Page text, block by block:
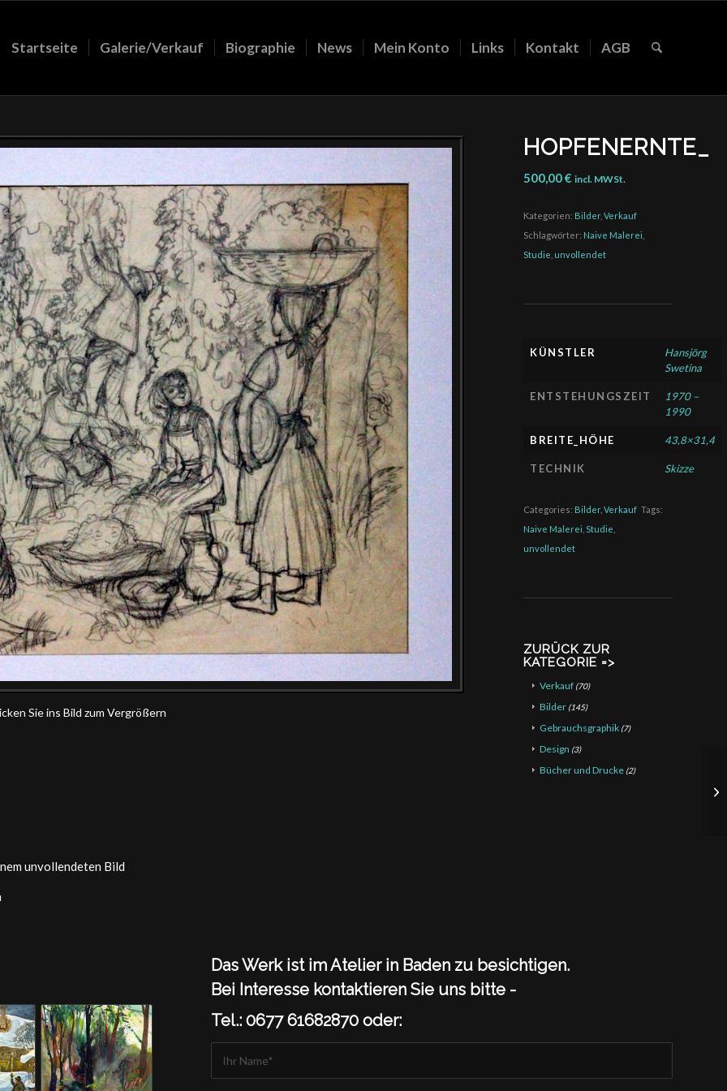
Startseite Galerie/Verkauf Biographie News Mein Konto Links Kontakt AGB
Sie ins Bild zum Vergrößern
HOPFENERNTE_
500,00€ incl. MWSt.
Kategorien: Bilder,Verkauf
Schlagwörter: Naive Malerei
Studie unvollendet
KÜNSTLER
Hansjörg
Swetina
ENTSTEHUNGSZEIT
1970 –
1990
BREITE_HÖHE 43,8×31,4
TECHNIK Skizze
Categories: Bilder,Verkauf Tags:
Naive Malerei Studie
unvollendet
ZURÜCK ZUR
KATEGORIE =>
Verkauf (70)
Bilder (145)
Gebrauchsgraphik (7)
Design (3)
Bücher und Drucke (2)
unvollendeten Bild
Das Werk ist im Atelier in Baden zu besichtigen.
Bei Interesse kontaktieren Sie uns bitte -
Tel.: 0677 61682870 oder: